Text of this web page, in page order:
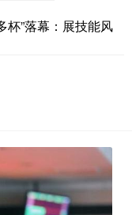
杯”落幕：展技能风